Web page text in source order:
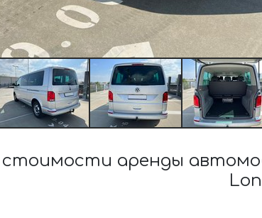
аренды